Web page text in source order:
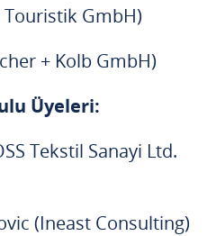
Touristik GmbH)
+ Kolb GmbH)
Üyeleri:
Tekstil Sanayi Ltd.
(Ineast Consulting)